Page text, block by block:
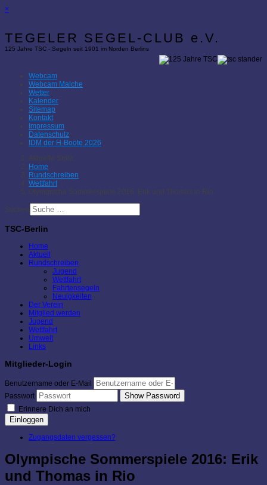
×
TEGELER SEGEL-CLUB e.V.
125 Jahre TSC - Segeln seit 1901 im Norden Berlins
Webcam
Webcam Malche
Wetter
Kalender
Sitemap
Kontakt
Impressum
Datenschutz
IDM der H-Boote 2026
Aktuelle Seite:
Home
Rundschreiben
Wettfahrt
Olympische Sommerspiele 2016: Erik und Thomas in Rio
Suchen
TSC-Berlin
Home
Aktuell
Rundschreiben
Jugend
Wettfahrt
Fahrtensegeln
Neuigkeiten
Der Verein
Mitglied werden
Jugend
Wettfahrt
Umwelt
Links
Mitglieder-Login
Benutzername oder E-Mail
Passwort
Show Password
Erinnere Dich an mich
Einloggen
Zugangsdaten vergessen?
Olympische Sommerspiele 2016: Erik
und Thomas in Rio